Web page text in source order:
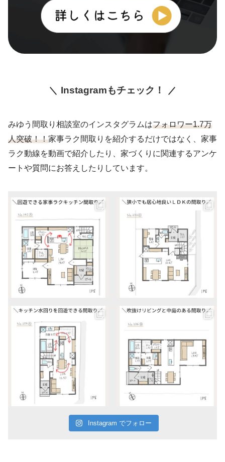
Instagramもチェック！
みゆう間取り相談室のインスタグラムはフォロワー1.7万
人突破！！家事ラク間取りを紹介するだけではなく、家事
ラク動線を動画で紹介したり、家づくりに関連するアンケ
ートや質問にお答えしたりしています。
Instagram でフォロー